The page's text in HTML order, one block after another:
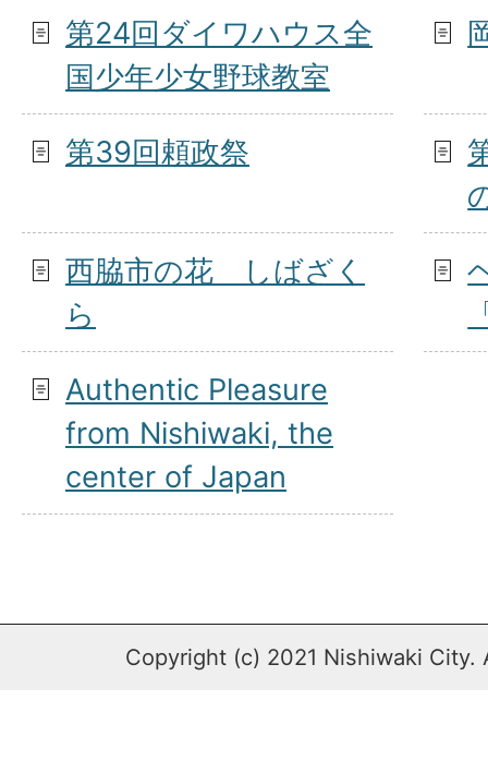
第24回ダイワハウス全
国少年少女野球教室
第39回頼政祭
西脇市の花 しばざく
ら
Authentic Pleasure
from Nishiwaki, the
center of Japan
Copyright (c) 2021 Nishiwaki City.